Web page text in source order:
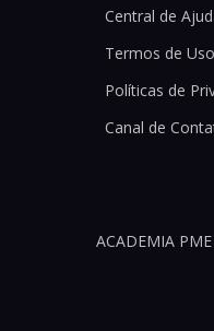
Central de
Termos de Uso
Políticas de
Canal de
ACADEMIA